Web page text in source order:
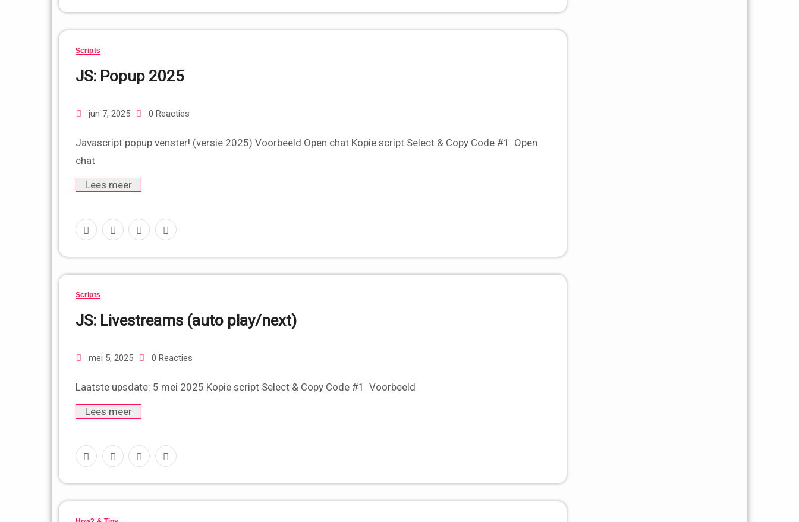
Scripts
JS: Popup 2025
jun 7, 2025 0 Reacties
Javascript popup venster! (versie 2025) Voorbeeld Open chat Kopie script Select & Copy Code #1 Open
chat
Lees meer
Scripts
JS: Livestreams (auto play/next)
mei 5, 2025 0 Reacties
Laatste upsdate: 5 mei 2025 Kopie script Select & Copy Code #1 Voorbeeld
Lees meer